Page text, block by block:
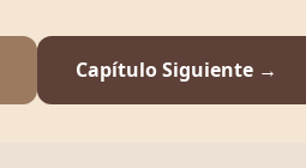
Capítulo Siguiente →